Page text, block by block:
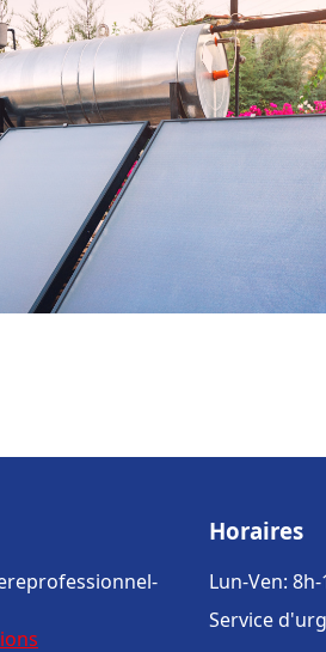
Horaires
Lun-Ven:
Service